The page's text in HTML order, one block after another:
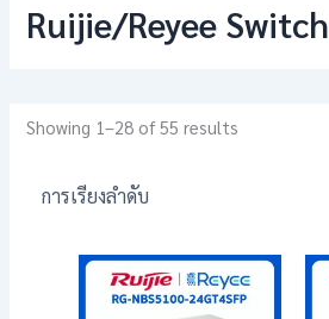
Ruijie/Reyee Switch
Showing 1–28 of 55 results